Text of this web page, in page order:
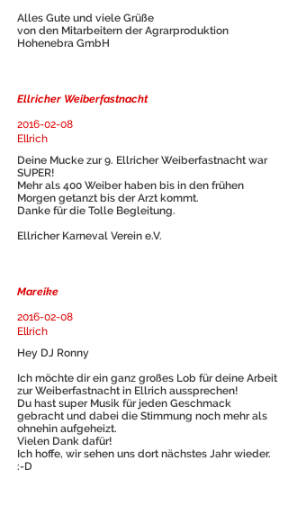
Alles Gute und viele Grüße
von den Mitarbeitern der Agrarproduktion
Hohenebra GmbH
Ellricher Weiberfastnacht
2016-02-08
Ellrich
Deine Mucke zur 9. Ellricher Weiberfastnacht war
SUPER!
Mehr als 400 Weiber haben bis in den frühen
Morgen getanzt bis der Arzt kommt.
Danke für die Tolle Begleitung.
Ellricher Karneval Verein e.V.
Mareike
2016-02-08
Ellrich
Hey DJ Ronny
Ich möchte dir ein ganz großes Lob für deine Arbeit
zur Weiberfastnacht in Ellrich aussprechen!
Du hast super Musik für jeden Geschmack
gebracht und dabei die Stimmung noch mehr als
ohnehin aufgeheizt.
Vielen Dank dafür!
Ich hoffe, wir sehen uns dort nächstes Jahr wieder.
:-D